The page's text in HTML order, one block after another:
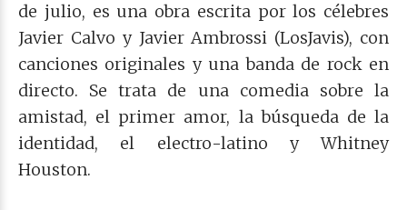
de julio, es una obra escrita por los célebres
Javier Calvo y Javier Ambrossi (LosJavis), con
canciones originales y una banda de rock en
directo. Se trata de una comedia sobre la
amistad, el primer amor, la búsqueda de la
identidad, el electro-latino y Whitney
Houston.